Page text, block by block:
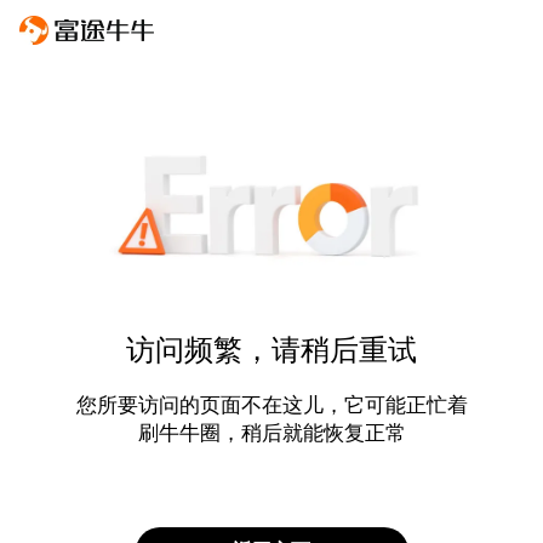
访问频繁，请稍后重试
您所要访问的页面不在这儿，它可能正忙着
刷牛牛圈，稍后就能恢复正常